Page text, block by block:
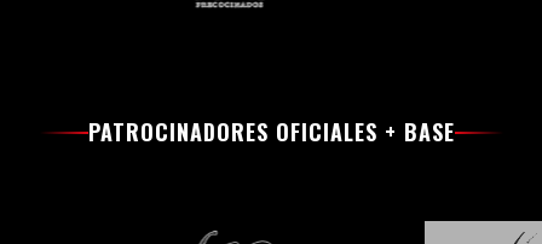
PATROCINADORES OFICIALES + BASE